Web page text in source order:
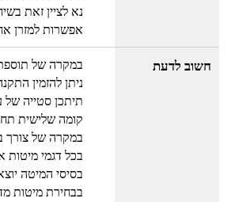
נא לציין זאת
אפשרות למזרן
חשוב לדעת
במקרה של תוספת
ניתן להזמין התקנה בבית לקוח
תיתכן סטייה של עד 2% בצבע
קומה שלישית תחויב כל
במקרה של צורך
בכל דגמי מיטות
בסיסי המיטה
בבחירת מיטות